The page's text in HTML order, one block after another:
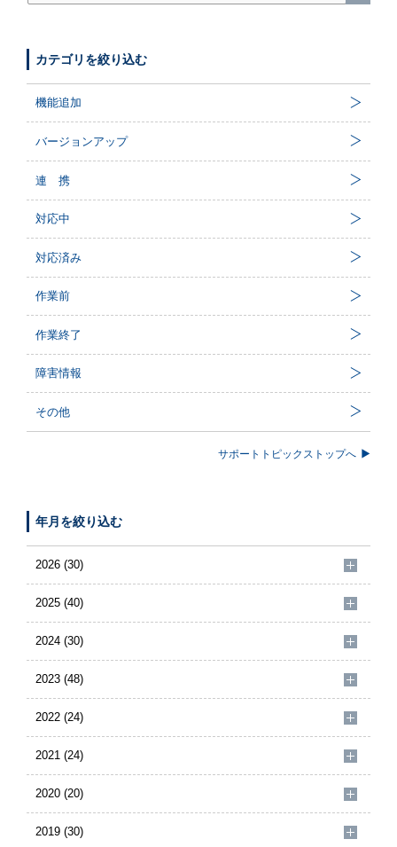
カテゴリを絞り込む
機能追加
バージョンアップ
連 携
対応中
対応済み
作業前
作業終了
障害情報
その他
サポートトピックストップへ
年月を絞り込む
2026 (30)
2025 (40)
2024 (30)
2023 (48)
2022 (24)
2021 (24)
2020 (20)
2019 (30)